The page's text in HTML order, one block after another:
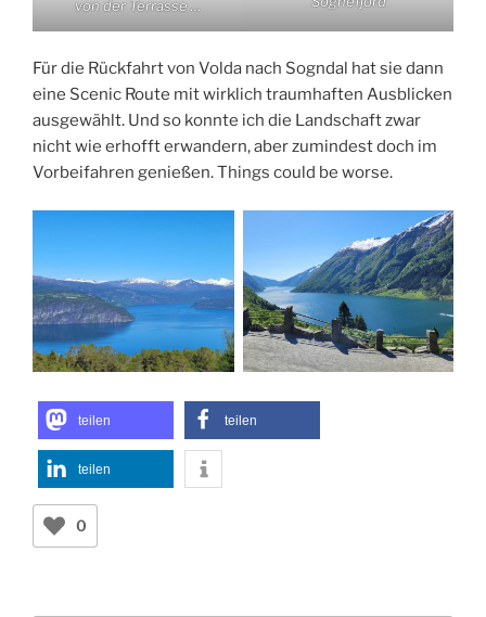
von der Terrasse …
Für die Rückfahrt von Volda nach Sogndal hat sie dann
eine Scenic Route mit wirklich traumhaften Ausblicken
ausgewählt. Und so konnte ich die Landschaft zwar
nicht wie erhofft erwandern, aber zumindest doch im
Vorbeifahren genießen. Things could be worse.
teilen teilen
teilen
0